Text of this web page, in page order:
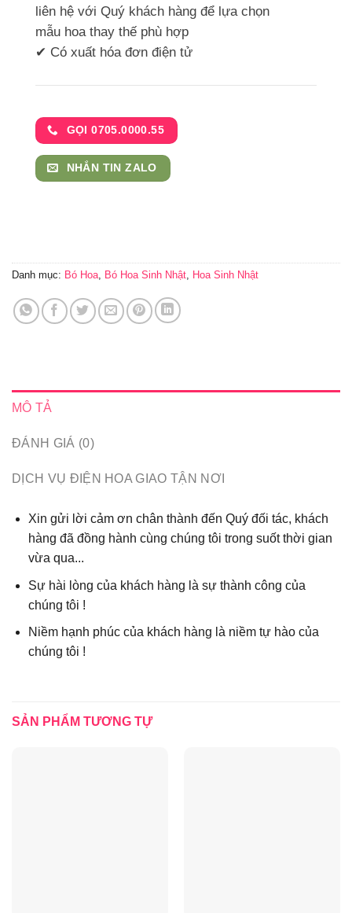
liên hệ với Quý khách hàng để lựa chọn
mẫu hoa thay thế phù hợp
✔ Có xuất hóa đơn điện tử
GỌI 0705.0000.55
NHẮN TIN ZALO
Danh mục: Bó Hoa, Bó Hoa Sinh Nhật, Hoa Sinh Nhật
MÔ TẢ
ĐÁNH GIÁ (0)
DỊCH VỤ ĐIỆN HOA GIAO TẬN NƠI
Xin gửi lời cảm ơn chân thành đến Quý đối tác, khách
hàng đã đồng hành cùng chúng tôi trong suốt thời gian
vừa qua...
Sự hài lòng của khách hàng là sự thành công của
chúng tôi !
Niềm hạnh phúc của khách hàng là niềm tự hào của
chúng tôi !
SẢN PHẨM TƯƠNG TỰ